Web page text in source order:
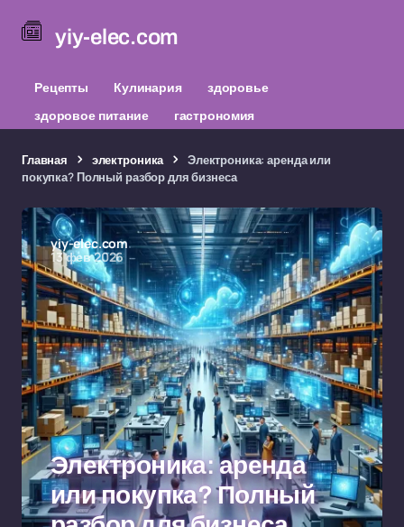
yiy-elec.com
Рецепты Кулинария
здоровье
здоровое питание
гастрономия
Главная электроника
Электроника: аренда или
покупка? Полный разбор для бизнеса
yiy-elec.com
13 фев 2026
Электроника: аренда
или покупка? Полный